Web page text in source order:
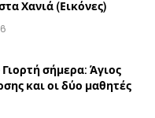
Χανιά (Εικόνες)
σήμερα: Άγιος
και οι δύο μαθητές